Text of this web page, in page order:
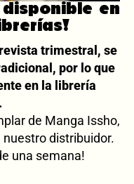
en
trimestral, se
por lo que
en la librería
de Manga Issho,
distribuidor.
una semana!